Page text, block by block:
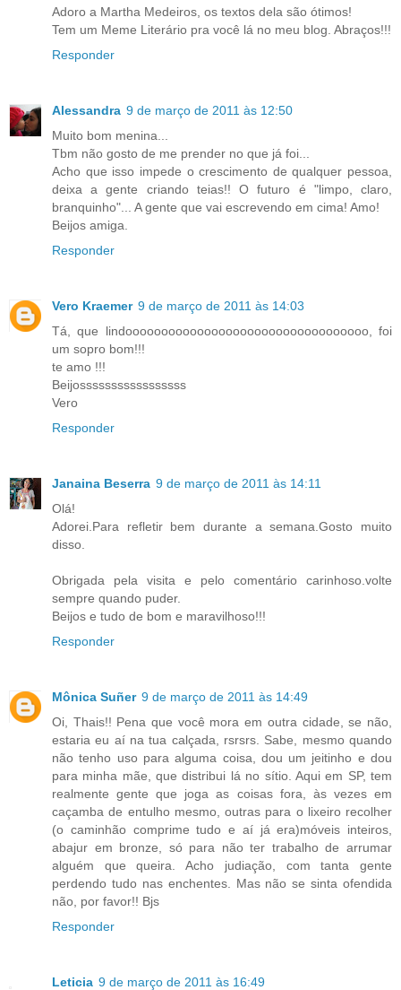
Adoro a Martha Medeiros, os textos dela são ótimos!
Tem um Meme Literário pra você lá no meu blog. Abraços!!!
Responder
Alessandra 9 de março de 2011 às 12:50
Muito bom menina...
Tbm não gosto de me prender no que já foi...
Acho que isso impede o crescimento de qualquer pessoa,
deixa a gente criando teias!! O futuro é "limpo, claro,
branquinho"... A gente que vai escrevendo em cima! Amo!
Beijos amiga.
Responder
Vero Kraemer 9 de março de 2011 às 14:03
Tá, que lindoooooooooooooooooooooooooooooooooo, foi
um sopro bom!!!
te amo !!!
Beijosssssssssssssssss
Vero
Responder
Janaina Beserra 9 de março de 2011 às 14:11
Olá!
Adorei.Para refletir bem durante a semana.Gosto muito
disso.
Obrigada pela visita e pelo comentário carinhoso.volte
sempre quando puder.
Beijos e tudo de bom e maravilhoso!!!
Responder
Mônica Suñer 9 de março de 2011 às 14:49
Oi, Thais!! Pena que você mora em outra cidade, se não,
estaria eu aí na tua calçada, rsrsrs. Sabe, mesmo quando
não tenho uso para alguma coisa, dou um jeitinho e dou
para minha mãe, que distribui lá no sítio. Aqui em SP, tem
realmente gente que joga as coisas fora, às vezes em
caçamba de entulho mesmo, outras para o lixeiro recolher
(o caminhão comprime tudo e aí já era)móveis inteiros,
abajur em bronze, só para não ter trabalho de arrumar
alguém que queira. Acho judiação, com tanta gente
perdendo tudo nas enchentes. Mas não se sinta ofendida
não, por favor!! Bjs
Responder
Leticia 9 de março de 2011 às 16:49